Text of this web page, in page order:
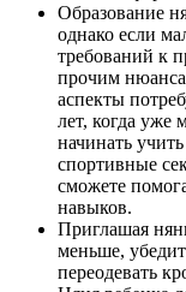
Образование
однако если
требований к
прочим
аспекты
лет, когда уже
начинать
спортивные
сможете
навыков.
Приглашая
меньше,
переодевать